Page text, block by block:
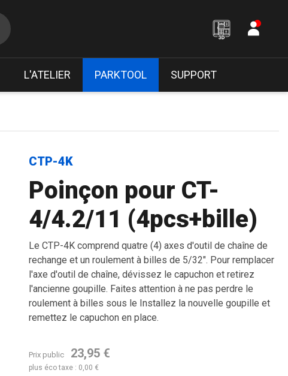
L'ATELIER PARKTOOL SUPPORT
CTP-4K
Poinçon pour CT-
4/4.2/11 (4pcs+bille)
Le CTP-4K comprend quatre (4) axes d'outil de chaîne de
rechange et un roulement à billes de 5/32". Pour remplacer
l'axe d'outil de chaîne, dévissez le capuchon et retirez
l'ancienne goupille. Faites attention à ne pas perdre le
roulement à billes sous le Installez la nouvelle goupille et
remettez le capuchon en place.
Prix public 23,95 €
plus éco taxe : 0,00 €